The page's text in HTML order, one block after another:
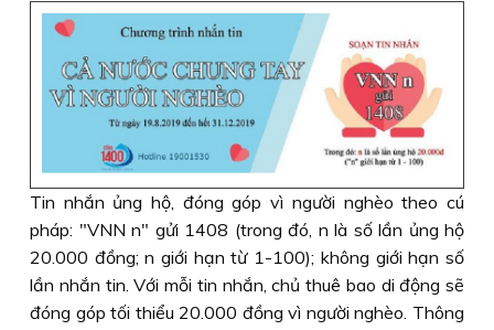
Tin nhắn ủng hộ, đóng góp vì người nghèo theo cú
pháp: "VNN n" gửi 1408 (trong đó, n là số lần ủng hộ
20.000 đồng; n giới hạn từ 1-100); không giới hạn số
lần nhắn tin. Với mỗi tin nhắn, chủ thuê bao di động sẽ
đóng góp tối thiểu 20.000 đồng vì người nghèo. Thông